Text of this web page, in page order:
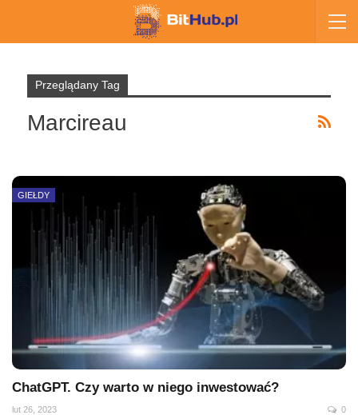
Przeglądany Tag
Marcireau
GIEŁDY
ChatGPT. Czy warto w niego inwestować?
lut 26, 2023 0